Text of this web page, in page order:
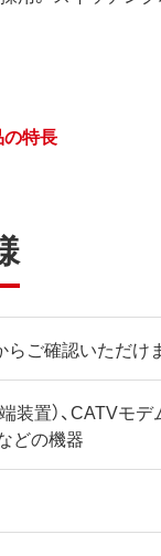
特長
らご確認いただけ
置）、CATVモ
どの機器